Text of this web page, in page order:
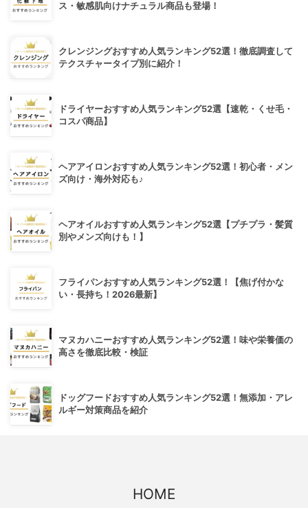
ス・敏感肌向けナチュラル商品も登場！
クレンジングおすすめ人気ランキング52選！徹底調査して
テクスチャータイプ別に紹介！
ドライヤーおすすめ人気ランキング52選【速乾・くせ毛・
コスパ商品】
ヘアアイロンおすすめ人気ランキング52選！初心者・メン
ズ向け・海外対応も♪
ヘアオイルおすすめ人気ランキング52選【プチプラ・髪質
別やメンズ向けも！】
フライパンおすすめ人気ランキング52選！【焦げ付かな
い・長持ち！2026最新】
マヌカハニーおすすめ人気ランキング52選！味や栄養価の
高さを徹底比較・検証
ドッグフードおすすめ人気ランキング52選！無添加・アレ
ルギー対策商品を紹介
HOME